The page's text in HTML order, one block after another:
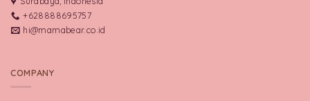
+628888695757
hi@mamabear.co.id
COMPANY